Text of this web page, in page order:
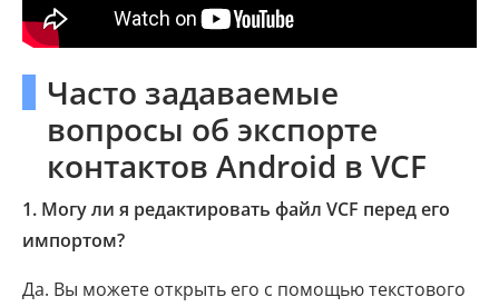
Часто задаваемые
вопросы об экспорте
контактов Android в VCF
1. Могу ли я редактировать файл VCF перед его
импортом?
Да. Вы можете открыть его с помощью текстового